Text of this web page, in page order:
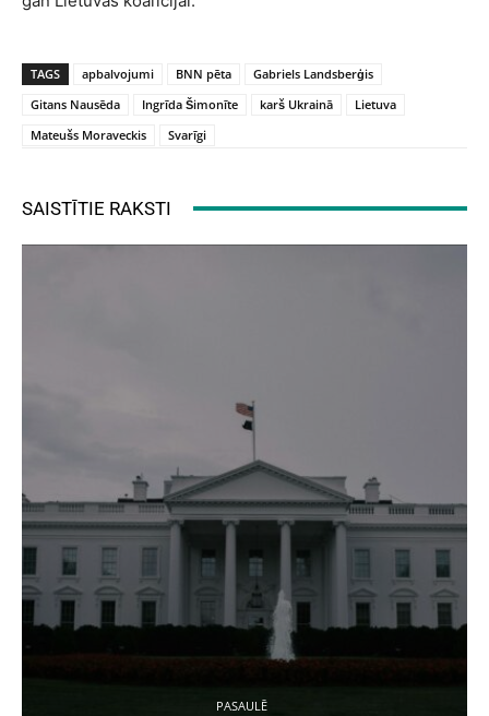
TAGS apbalvojumi BNN pēta
Gabriels Landsberģis
Gitans Nausēda
Ingrīda Šimonīte karš Ukrainā
Lietuva
Mateušs Moraveckis
Svarīgi
SAISTĪTIE RAKSTI
PASAULĒ